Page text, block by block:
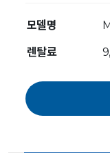
모델명
렌탈료